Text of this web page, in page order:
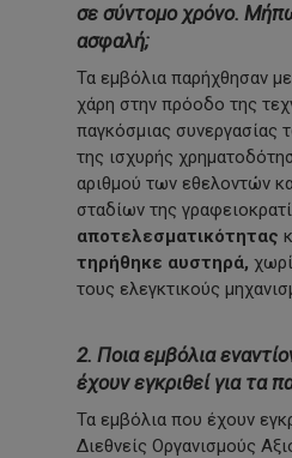
σε σύντομο χρόνο.
ασφαλή;
Τα εμβόλια παρήχθησαν
χάρη στην πρόοδο της
παγκόσμιας συνεργασίας
της ισχυρής
αριθμού των εθελοντών
σταδίων της
αποτελεσματικότητας
τηρήθηκε αυστηρά,
τους ελεγκτικούς
2. Ποια εμβόλια
έχουν εγκριθεί για τα
Τα εμβόλια που έχουν
Διεθνείς Οργανισμούς